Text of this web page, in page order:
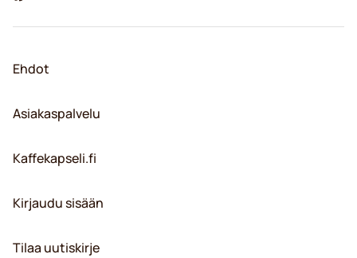
Ehdot
Asiakaspalvelu
Kaffekapseli.fi
Kirjaudu sisään
Tilaa uutiskirje